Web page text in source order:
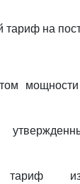
тариф на
тариф